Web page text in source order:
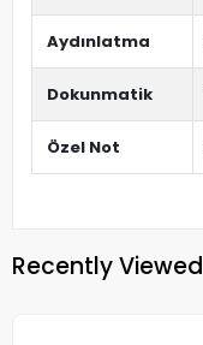
Aydınlatma
Dokunmatik
Özel Not
Recently Viewed